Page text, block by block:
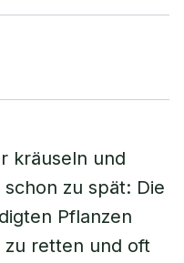
kräuseln und
zu spät: Die
Pflanzen
zu retten und oft